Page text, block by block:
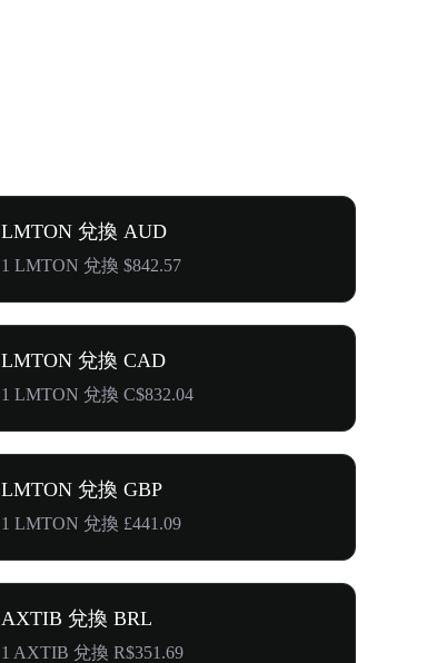
LMTON 兌換 AUD
1 LMTON 兌換 $842.57
LMTON 兌換 CAD
1 LMTON 兌換 C$832.04
LMTON 兌換 GBP
1 LMTON 兌換 £441.09
AXTIB 兌換 BRL
1 AXTIB 兌換 R$351.69